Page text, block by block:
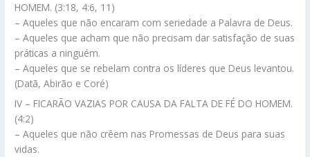
HOMEM. (3:18, 4:6, 11)
– Aqueles que não encaram com seriedade a Palavra de Deus.
– Aqueles que acham que não precisam dar satisfação de suas
práticas a ninguém.
– Aqueles que se rebelam contra os líderes que Deus levantou.
(Datã, Abirão e Coré)
IV – FICARÃO VAZIAS POR CAUSA DA FALTA DE FÉ DO HOMEM.
(4:2)
– Aqueles que não crêem nas Promessas de Deus para suas
vidas.